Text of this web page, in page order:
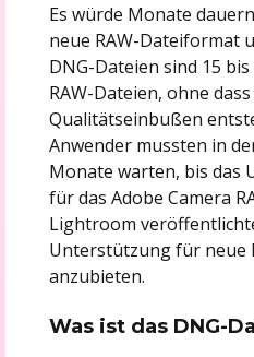
Es würde Monate
neue RAW-Dateiformat
DNG-Dateien sind 15
RAW-Dateien, ohne
Qualitätseinbußen
Anwender mussten in
Monate warten, bis das
für das Adobe Camera
Lightroom
Unterstützung für neue
anzubieten.
Was ist das DNG-